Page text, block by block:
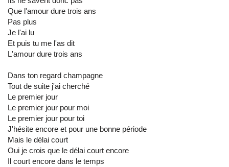
Que l'amour dure trois ans
Pas plus
Je l'ai lu
Et puis tu me l'as dit
L'amour dure trois ans
Dans ton regard champagne
Tout de suite j'ai cherché
Le premier jour
Le premier jour pour moi
Le premier jour pour toi
J'hésite encore et pour une bonne période
Mais le délai court
Oui je crois que le délai court encore
Il court encore dans le temps